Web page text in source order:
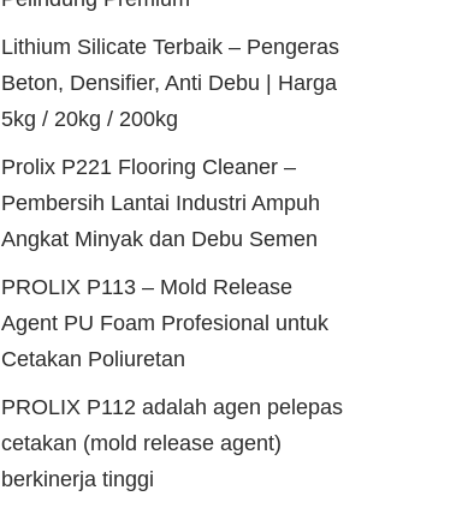
Lithium Silicate Terbaik – Pengeras
Beton, Densifier, Anti Debu | Harga
5kg / 20kg / 200kg
Prolix P221 Flooring Cleaner –
Pembersih Lantai Industri Ampuh
Angkat Minyak dan Debu Semen
PROLIX P113 – Mold Release
Agent PU Foam Profesional untuk
Cetakan Poliuretan
PROLIX P112 adalah agen pelepas
cetakan (mold release agent)
berkinerja tinggi